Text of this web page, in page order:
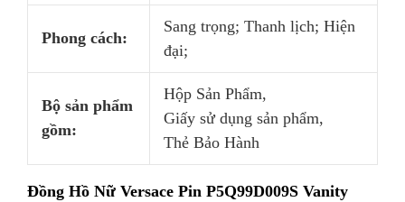
Phong cách:
Sang trọng; Thanh lịch; Hiện
đại;
Bộ sản phẩm
gồm:
Hộp Sản Phẩm,
Giấy sử dụng sản phẩm,
Thẻ Bảo Hành
Đồng Hồ Nữ Versace Pin P5Q99D009S Vanity